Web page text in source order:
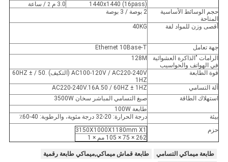
1440x1440 (16pass)
3.0 م 2 / ساعة
حجم الوسائط الأساسية
المتاحة
2 بوصة / 3 بوصة
أقصى وزن للمواد لفة 40KG
جهة تعامل
Ethernet 10Base-T
الرامات "الذاكرة العشوائية
في الهواتف والحواسيب
128M
قوة الطابعة
AC100-120V / AC220-240V (التكيف) .50 / 60HZ ±
1HZ
آلة التسامي
AC220-240V.16A.50 / 60HZ ± 1HZ
استهلاك الطاقة
صبغ التسامي المباشر سخان 3500W
طابعة 100W
بيئة
درجة الحرارة: 20-32 درجة مئوية، والرطوبة: 40-60٪
حزم
3150X1000X1180mm X1
262 × 75 × 105 مم × 1
طابعة ميماكي التسامي
طابعة قماش ميماكي,ميماكي طابعة رقمية